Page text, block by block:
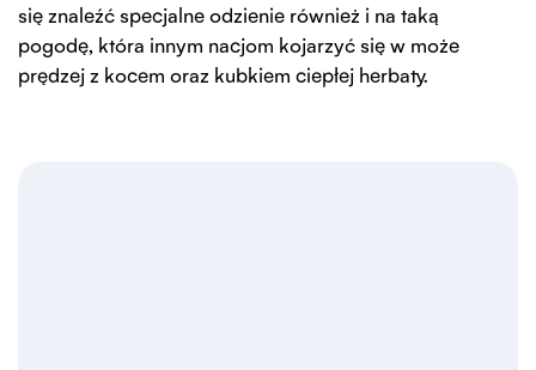
się znaleźć specjalne odzienie również i na taką
pogodę, która innym nacjom kojarzyć się w może
prędzej z kocem oraz kubkiem ciepłej herbaty.